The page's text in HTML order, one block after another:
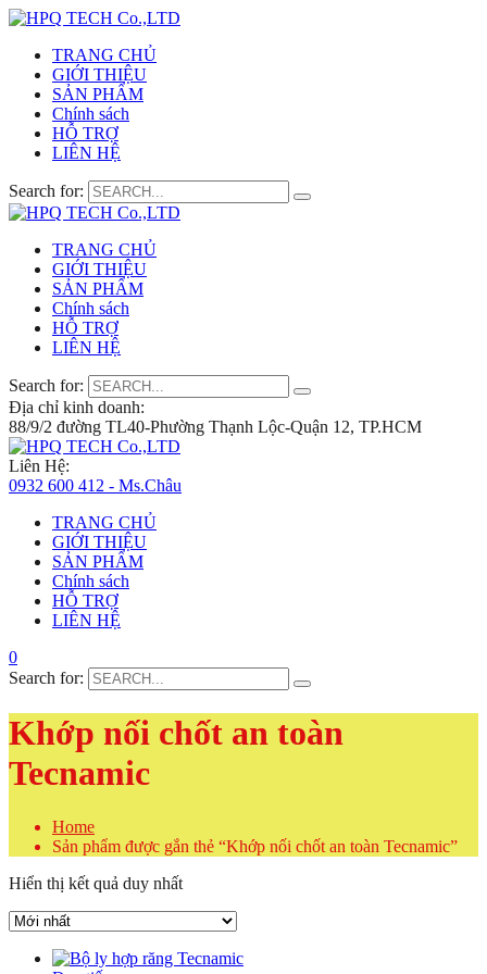
TRANG CHỦ
GIỚI THIỆU
SẢN PHẨM
Chính sách
HỖ TRỢ
LIÊN HỆ
Search for:
TRANG CHỦ
GIỚI THIỆU
SẢN PHẨM
Chính sách
HỖ TRỢ
LIÊN HỆ
Search for:
Địa chỉ kinh doanh:
88/9/2 đường TL40-Phường Thạnh Lộc-Quận 12, TP.HCM
Liên Hệ:
0932 600 412 - Ms.Châu
TRANG CHỦ
GIỚI THIỆU
SẢN PHẨM
Chính sách
HỖ TRỢ
LIÊN HỆ
0
Search for:
Khớp nối chốt an toàn
Tecnamic
Home
Sản phẩm được gắn thẻ “Khớp nối chốt an toàn Tecnamic”
Hiển thị kết quả duy nhất